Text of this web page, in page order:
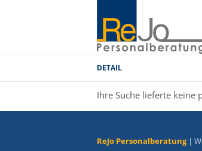
DETAIL
Ihre Suche lieferte keine
ReJo Personalberatung|